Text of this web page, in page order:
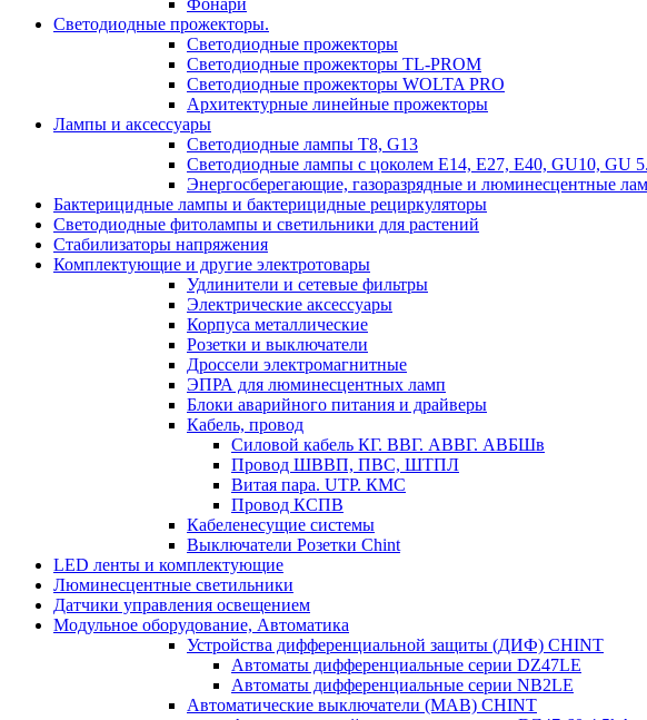
Светодиодные прожекторы.
Светодиодные прожекторы
Светодиодные прожекторы TL-PROM
Светодиодные прожекторы WOLTA PRO
Архитектурные линейные прожекторы
Лампы и аксессуары
Светодиодные лампы Т8, G13
Светодиодные лампы с цоколем Е14, Е27, E40, GU10, GU
Энергосберегающие, газоразрядные и люминесцентные
Бактерицидные лампы и бактерицидные рециркуляторы
Светодиодные фитолампы и светильники для растений
Стабилизаторы напряжения
Комплектующие и другие электротовары
Удлинители и сетевые фильтры
Электрические аксессуары
Корпуса металлические
Розетки и выключатели
Дроссели электромагнитные
ЭПРА для люминесцентных ламп
Блоки аварийного питания и драйверы
Кабель, провод
Силовой кабель КГ. ВВГ. АВВГ. АВБШв
Провод ШВВП, ПВС, ШТПЛ
Витая пара. UTP. КМС
Провод КСПВ
Кабеленесущие системы
Выключатели Розетки Chint
LED ленты и комплектующие
Люминесцентные светильники
Датчики управления освещением
Модульное оборудование, Автоматика
Устройства дифференциальной защиты (ДИФ) CHINT
Автоматы дифференциальные серии DZ47LE
Автоматы дифференциальные серии NB2LE
Автоматические выключатели (МАВ) CHINT